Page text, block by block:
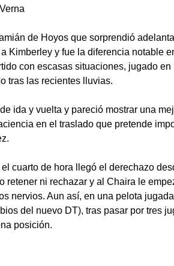
de Hoyos que sorprendió
Kimberley y fue la diferencia notable
con escasas situaciones, jugado
tras las recientes lluvias.
ida y vuelta y pareció mostrar una
en el traslado que pretende
cuarto de hora llegó el derechazo
retener ni rechazar y al Chaira le
nervios. Aun así, en una pelota
del nuevo DT), tras pasar por tres
posición.